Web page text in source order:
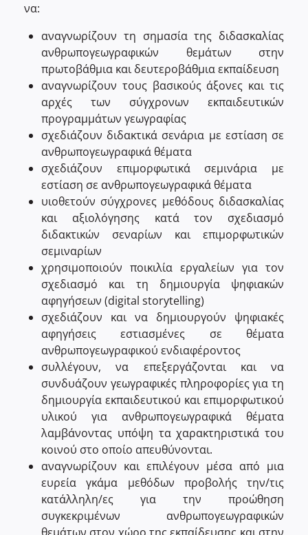
να:
αναγνωρίζουν τη σημασία της διδασκαλίας
ανθρωπογεωγραφικών θεμάτων στην
πρωτοβάθμια και δευτεροβάθμια εκπαίδευση
αναγνωρίζουν τους βασικούς άξονες και τις
αρχές των σύγχρονων εκπαιδευτικών
προγραμμάτων γεωγραφίας
σχεδιάζουν διδακτικά σενάρια με εστίαση σε
ανθρωπογεωγραφικά θέματα
σχεδιάζουν επιμορφωτικά σεμινάρια με
εστίαση σε ανθρωπογεωγραφικά θέματα
υιοθετούν σύγχρονες μεθόδους διδασκαλίας
και αξιολόγησης κατά τον σχεδιασμό
διδακτικών σεναρίων και επιμορφωτικών
σεμιναρίων
χρησιμοποιούν ποικιλία εργαλείων για τον
σχεδιασμό και τη δημιουργία ψηφιακών
αφηγήσεων (digital storytelling)
σχεδιάζουν και να δημιουργούν ψηφιακές
αφηγήσεις εστιασμένες σε θέματα
ανθρωπογεωγραφικού ενδιαφέροντος
συλλέγουν, να επεξεργάζονται και να
συνδυάζουν γεωγραφικές πληροφορίες για τη
δημιουργία εκπαιδευτικού και επιμορφωτικού
υλικού για ανθρωπογεωγραφικά θέματα
λαμβάνοντας υπόψη τα χαρακτηριστικά του
κοινού στο οποίο απευθύνονται.
αναγνωρίζουν και επιλέγουν μέσα από μια
ευρεία γκάμα μεθόδων προβολής την/τις
κατάλληλη/ες για την προώθηση
συγκεκριμένων ανθρωπογεωγραφικών